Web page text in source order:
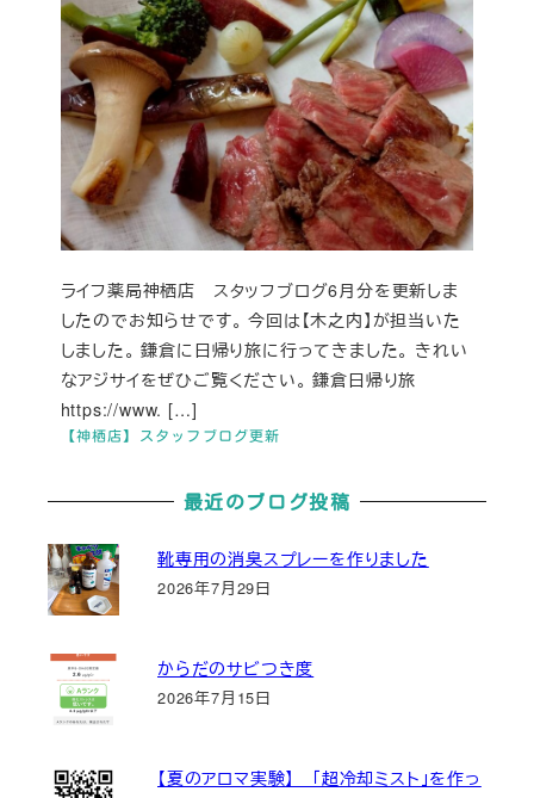
【神栖店】スタッフブログ更新
ライフ薬局神栖店 スタッフブログ6月分を更新しま
したのでお知らせです。 今回は【木之内】が担当いた
しました。 鎌倉に日帰り旅に行ってきました。 きれい
なアジサイをぜひご覧ください。 鎌倉日帰り旅
https://www. […]
最近のブログ投稿
靴専用の消臭スプレーを作りました
2026年7月29日
からだのサビつき度
2026年7月15日
【夏のアロマ実験】 「超冷却ミスト」を作っ